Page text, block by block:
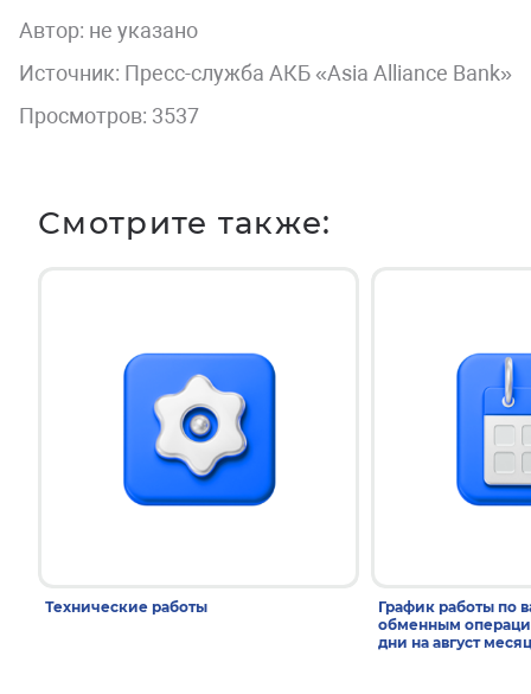
Автор: не указано
Источник: Пресс-служба АКБ «Asia Alliance Bank»
Просмотров: 3537
Смотрите также:
Технические работы
График работы по
обменным
дни на август месяц